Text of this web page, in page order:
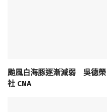
颱風白海豚逐漸減弱 吳德
社 CNA